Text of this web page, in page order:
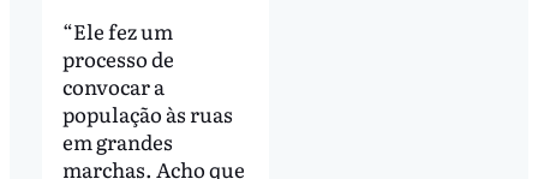
“Ele fez um
processo de
convocar a
população às ruas
em grandes
marchas. Acho que